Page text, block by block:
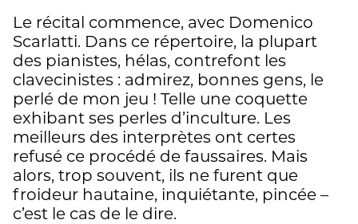
Le récital commence, avec Domenico
Scarlatti. Dans ce répertoire, la plupart
des pianistes, hélas, contrefont les
clavecinistes : admirez, bonnes gens, le
perlé de mon jeu ! Telle une coquette
exhibant ses perles d’inculture. Les
meilleurs des interprètes ont certes
refusé ce procédé de faussaires. Mais
alors, trop souvent, ils ne furent que
froideur hautaine, inquiétante, pincée –
c’est le cas de le dire.